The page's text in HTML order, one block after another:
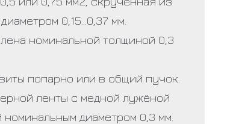
0,15…0,37 мм.
номинальной толщиной 0,3
попарно или в общий пучок.
ленты с медной лужёной
диаметром 0,3 мм.